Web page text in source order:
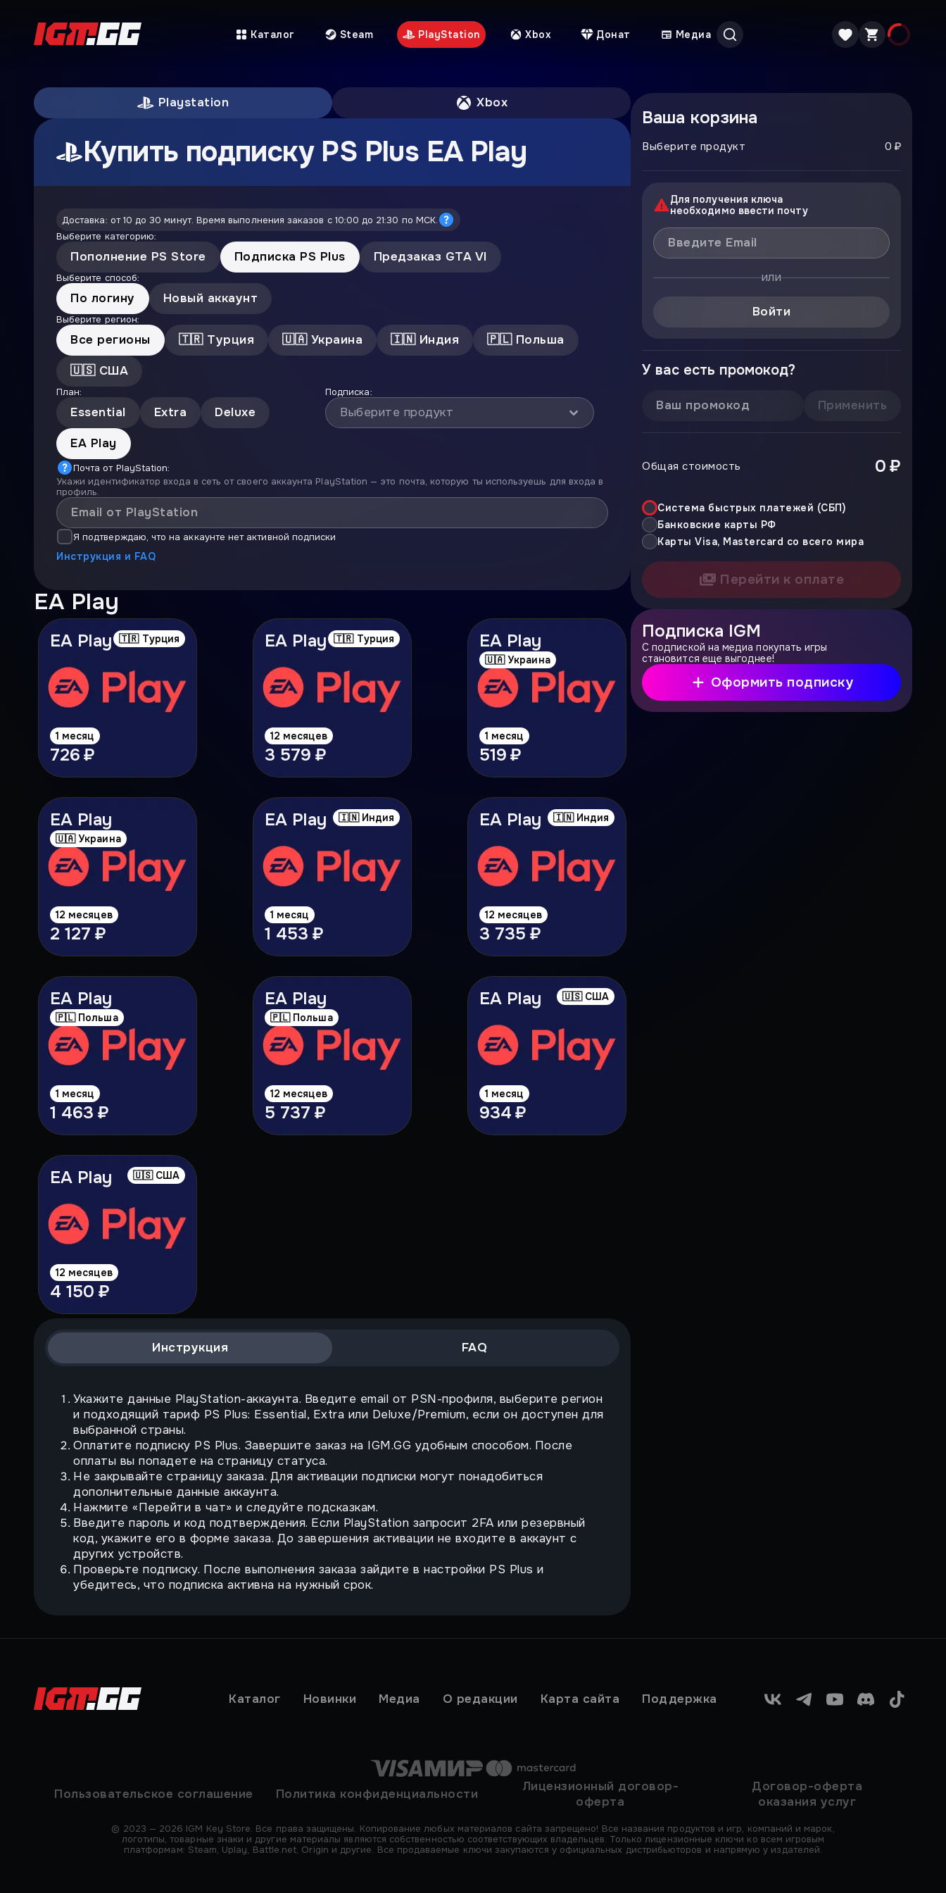
Каталог Steam PlayStation Xbox Донат Медиа
Playstation Xbox
Купить подписку PS Plus EA Play
Доставка: от 10 до 30 минут. Время выполнения заказов с 10:00 до 21:30 по МСК.
Выберите категорию:
Пополнение PS Store Подписка PS Plus Предзаказ GTA VI
Выберите способ:
По логину Новый аккаунт
Выберите регион:
Все регионы 🇹🇷 Турция 🇺🇦 Украина 🇮🇳 Индия 🇵🇱 Польша
🇺🇸 США
План:
Essential Extra Deluxe
EA Play
Подписка:
Выберите продукт
Почта от PlayStation:
Укажи идентификатор входа в сеть от своего аккаунта PlayStation — это почта, которую ты используешь для входа в
профиль.
Я подтверждаю, что на аккаунте нет активной подписки
Инструкция и FAQ
EA Play
EA Play 🇹🇷 Турция
1 месяц
726 ₽
EA Play 🇹🇷 Турция
12 месяцев
3 579 ₽
EA Play
🇺🇦 Украина
1 месяц
519 ₽
EA Play
🇺🇦 Украина
12 месяцев
2 127 ₽
EA Play 🇮🇳 Индия
1 месяц
1 453 ₽
EA Play 🇮🇳 Индия
12 месяцев
3 735 ₽
EA Play
🇵🇱 Польша
1 месяц
1 463 ₽
EA Play
🇵🇱 Польша
12 месяцев
5 737 ₽
EA Play 🇺🇸 США
1 месяц
934 ₽
EA Play 🇺🇸 США
12 месяцев
4 150 ₽
Инструкция FAQ
Укажите данные PlayStation-аккаунта. Введите email от PSN-профиля, выберите регион
и подходящий тариф PS Plus: Essential, Extra или Deluxe/Premium, если он доступен для
выбранной страны.
Оплатите подписку PS Plus. Завершите заказ на IGM.GG удобным способом. После
оплаты вы попадете на страницу статуса.
Не закрывайте страницу заказа. Для активации подписки могут понадобиться
дополнительные данные аккаунта.
Нажмите «Перейти в чат» и следуйте подсказкам.
Введите пароль и код подтверждения. Если PlayStation запросит 2FA или резервный
код, укажите его в форме заказа. До завершения активации не входите в аккаунт с
других устройств.
Проверьте подписку. После выполнения заказа зайдите в настройки PS Plus и
убедитесь, что подписка активна на нужный срок.
Ваша корзина
Выберите продукт 0 ₽
Для получения ключа
необходимо ввести почту
или
Войти
У вас есть промокод?
Применить
Общая стоимость 0 ₽
Система быстрых платежей (СБП)
Банковские карты РФ
Карты Visa, Mastercard со всего мира
Перейти к оплате
Подписка IGM
С подпиской на медиа покупать игры
становится еще выгоднее!
Оформить подписку
Каталог Новинки Медиа О редакции Карта сайта Поддержка VK TelegramYouTubeDiscordTikTok
Пользовательское соглашение Политика конфиденциальности
Лицензионный договор-
оферта
Договор-оферта
оказания услуг
© 2023 — 2026 IGM Key Store. Все права защищены. Копирование любых материалов сайта запрещено! Все названия продуктов и игр, компаний и марок,
логотипы, товарные знаки и другие материалы являются собственностью соответствующих владельцев. Только лицензионные ключи ко всем игровым
платформам: Steam, Uplay, Battle.net, Origin и другие. Все продаваемые ключи закупаются у официальных дистрибьюторов и напрямую у издателей.